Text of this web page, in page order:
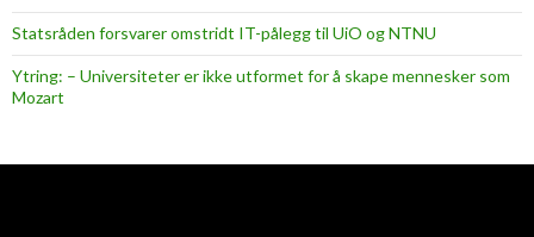
Statsråden forsvarer omstridt IT-pålegg til UiO og NTNU
Ytring: – Universiteter er ikke utformet for å skape mennesker som
Mozart